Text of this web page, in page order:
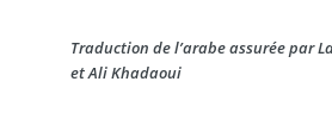
Traduction de l’arabe assurée par
et Ali Khadaoui